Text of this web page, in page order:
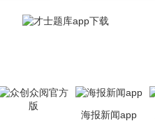
海报新闻app